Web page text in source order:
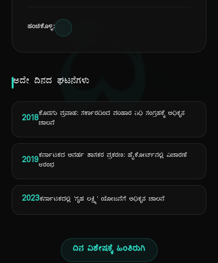
ದಿ
ಹಂಚಿಕೊಳ್ಳಿ:
ಅದೇ ದಿನದ ಘಟನೆಗಳು
2018ಕೊಡಗು ಪ್ರವಾಹ: ಸರ್ಕಾರದಿಂದ ಪರಿಹಾರ ನಿಧಿ ಸಂಗ್ರಹಕ್ಕೆ ಅಧಿಕೃತ
ಚಾಲನೆ
2019ಕರ್ನಾಟಕದ ಅನರ್ಹ ಶಾಸಕರ ಪ್ರಕರಣ: ಹೈಕೋರ್ಟ್‌ನಲ್ಲಿ ವಿಚಾರಣೆ
ಆರಂಭ
2023ಕರ್ನಾಟಕದಲ್ಲಿ 'ಗೃಹ ಲಕ್ಷ್ಮಿ' ಯೋಜನೆಗೆ ಅಧಿಕೃತ ಚಾಲನೆ
ದಿನ ವಿಶೇಷಕ್ಕೆ ಹಿಂತಿರುಗಿ